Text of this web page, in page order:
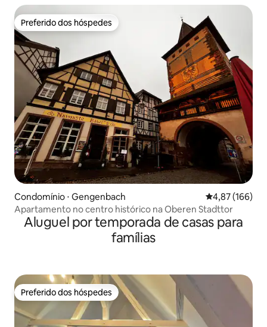
Preferido dos hóspedes
Preferido dos hóspedes
Condomínio ⋅ Gengenbach 4,87 de uma
4,87 (166)
Apartamento no centro histórico na Oberen Stadttor
Aluguel por temporada de casas para
famílias
Preferido dos hóspedes
Preferido dos hóspedes